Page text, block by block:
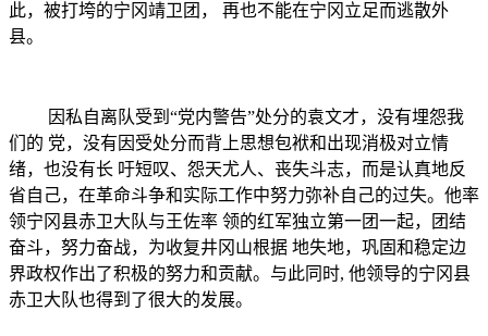
此，被打垮的宁冈靖卫团， 再也不能在宁冈立足而逃散外
县。
因私自离队受到 “党内警告”处分的袁文才，没有埋怨我
们的 党，没有因受处分而背上思想包袱和出现消极对立情
绪，也没有长 吁短叹、怨天尤人、丧失斗志，而是认真地反
省自己，在革命斗争和实际工作中努力弥补自己的过失。他率
领宁冈县赤卫大队与王佐率 领的红军独立第一团一起，团结
奋斗，努力奋战，为收复井冈山根据 地失地，巩固和稳定边
界政权作出了积极的努力和贡献。与此同时, 他领导的宁冈县
赤卫大队也得到了很大的发展。